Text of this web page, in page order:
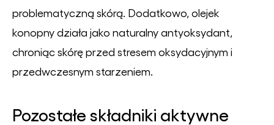
problematyczną skórą. Dodatkowo, olejek
konopny działa jako naturalny antyoksydant,
chroniąc skórę przed stresem oksydacyjnym i
przedwczesnym starzeniem.
Pozostałe składniki aktywne